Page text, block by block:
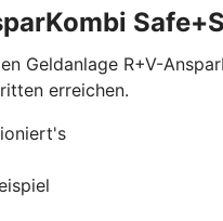
Geldanlage R+V-
erreichen.